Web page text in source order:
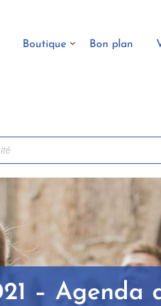
Boutique Bon plan
– Agenda